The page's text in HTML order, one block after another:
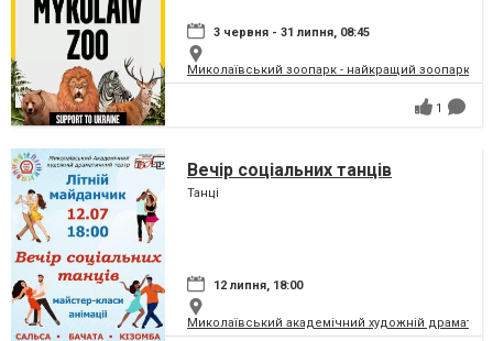
3 червня - 31 липня, 08:45
Миколаївський зоопарк - найкращий зоопарк
1
Вечір соціальних танців
Танці
12 липня, 18:00
Миколаївський академічний художній